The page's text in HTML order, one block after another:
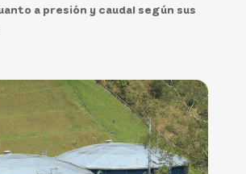
a presión y caudal según sus